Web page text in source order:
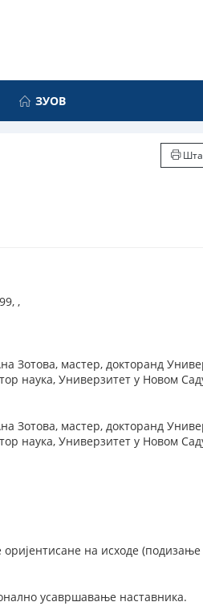
ЗУОВ
,
Зотова, мастер, докторанд
наука, Универзитет у Новом
Зотова, мастер, докторанд
наука, Универзитет у Новом
на исходе
усавршавање наставника.